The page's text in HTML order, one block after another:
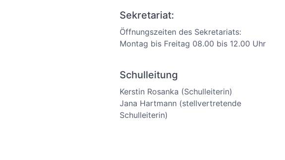
Sekretariat:
Öffnungszeiten des Sekretariats:
Montag bis Freitag 08.00 bis 12.00 Uhr
Schulleitung
Kerstin Rosanka (Schulleiterin)
Jana Hartmann (stellvertretende
Schulleiterin)